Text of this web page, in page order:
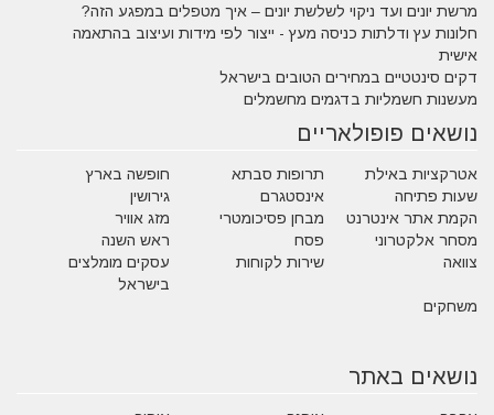
מרשת יונים ועד ניקוי לשלשת יונים – איך מטפלים במפגע הזה?
חלונות עץ ודלתות כניסה מעץ - ייצור לפי מידות ועיצוב בהתאמה
אישית
דקים סינטטיים במחירים הטובים בישראל
מעשנות חשמליות בדגמים מחשמלים
נושאים פופולאריים
אטרקציות באילת תרופות סבתא
חופשה בארץ
שעות פתיחה
אינסטגרם
גירושין
הקמת אתר אינטרנט
מבחן פסיכומטרי
מזג אוויר
מסחר אלקטרוני
פסח
ראש השנה
צוואה
שירות לקוחות
עסקים מומלצים
בישראל
משחקים
נושאים באתר